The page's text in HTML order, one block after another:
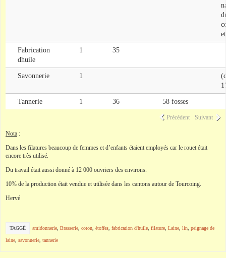
Fabrication
dhuile
1 35
Savonnerie 1
Tannerie 1 36 58 fosses
Précédent Suivant
Nota :
Dans les filatures beaucoup de femmes et d’enfants étaient employés car le rouet était
encore très utilisé.
Du travail était aussi donné à 12 000 ouvriers des environs.
10% de la production était vendue et utilisée dans les cantons autour de Tourcoing.
Hervé
TAGGÉ amidonnerie Brasserie coton étoffes fabrication d'huile filature Laine lin peignage de
laine savonnerie tannerie